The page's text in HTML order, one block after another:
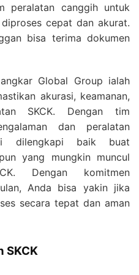
peralatan canggih untuk
cepat dan akurat.
bisa terima dokumen
Global Group ialah
akurasi, keamanan,
SKCK. Dengan tim
dan peralatan
dilengkapi baik buat
yang mungkin muncul
Dengan komitmen
Anda bisa yakin jika
secara tepat dan aman
SKCK